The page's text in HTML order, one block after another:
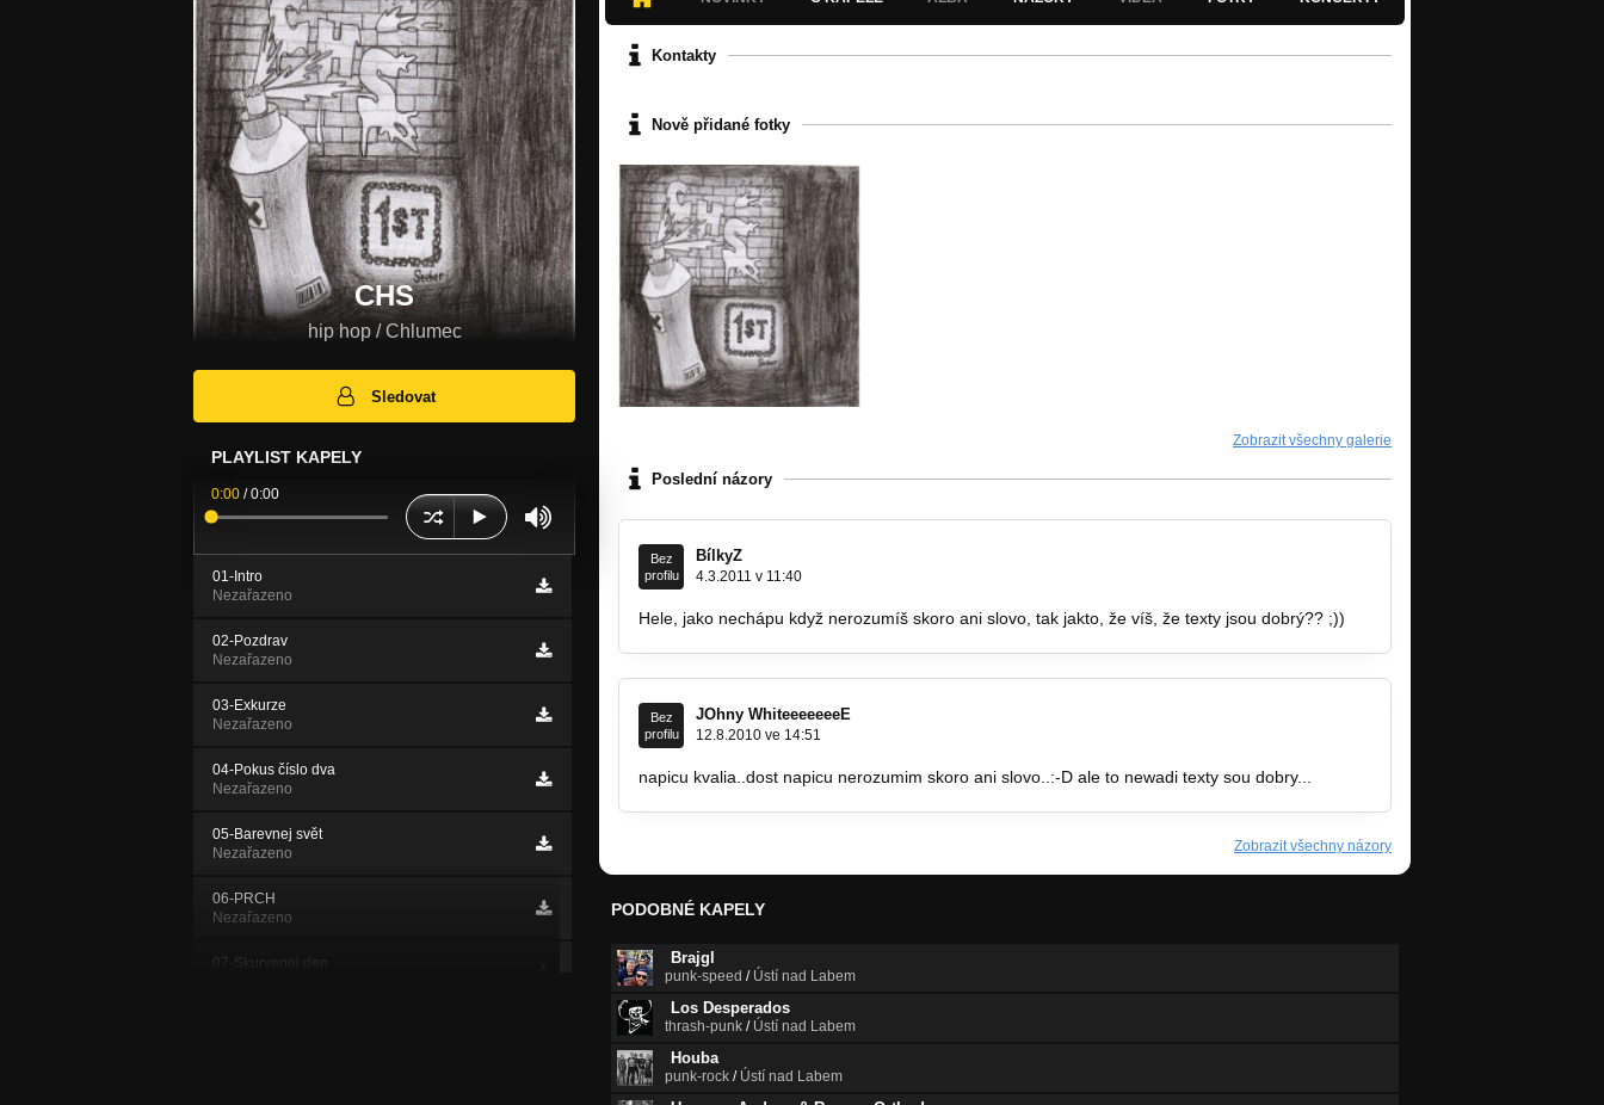
CHS
hip hop / Chlumec
Sledovat
PLAYLIST KAPELY
0:00 /0:00
01-Intro
Nezařazeno
02-Pozdrav
Nezařazeno
03-Exkurze
Nezařazeno
04-Pokus číslo dva
Nezařazeno
05-Barevnej svět
Nezařazeno
06-PRCH
Nezařazeno
07-Skurvenej den
Kontakty
Nově přidané fotky
Zobrazit všechny galerie
Poslední názory
Bez
profilu
BílkyZ
4.3.2011 v 11:40
Hele, jako nechápu když nerozumíš skoro ani slovo, tak jakto, že víš, že texty jsou dobrý?? ;))
Bez
profilu
JOhny WhiteeeeeeeE
12.8.2010 ve 14:51
napicu kvalia..dost napicu nerozumim skoro ani slovo..:-D ale to newadi texty sou dobry...
Zobrazit všechny názory
PODOBNÉ KAPELY
Brajgl
punk-speed / Ústí nad Labem
Los Desperados
thrash-punk / Ústí nad Labem
Houba
punk-rock / Ústí nad Labem